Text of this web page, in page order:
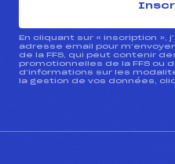
En cliquant sur « inscription »,
adresse email pour
de la FFS, qui peut contenir
promotionnelles de la FFS ou
d’informations sur les
la gestion de vos données,